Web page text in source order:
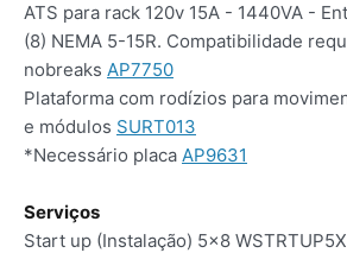
ATS para rack 120v 15A - 1440VA -
(8) NEMA 5-15R. Compatibilidade
nobreaks AP7750
Plataforma com rodízios para
e módulos SURT013
*Necessário placa AP9631
Serviços
Start up (Instalação) 5x8